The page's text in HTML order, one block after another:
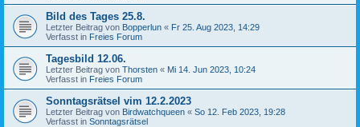
Bild des Tages 25.8.
Letzter Beitrag von Bopperlun « Fr 25. Aug 2023, 14:29
Verfasst in Freies Forum
Tagesbild 12.06.
Letzter Beitrag von Thorsten « Mi 14. Jun 2023, 10:24
Verfasst in Freies Forum
Sonntagsrätsel vim 12.2.2023
Letzter Beitrag von Birdwatchqueen « So 12. Feb 2023, 19:28
Verfasst in Sonntagsrätsel